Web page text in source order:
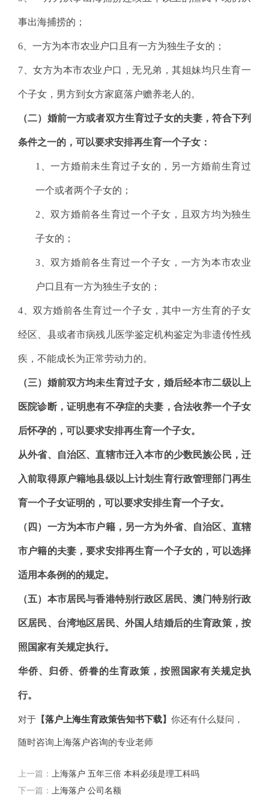
事出海捕捞的；
6 、一方为本市农业户口且有一方为独生子女的；
7 、女方为本市农业户口，无兄弟，其姐妹均只生育一
个子女，男方到女方家庭落户赡养老人的。
（二）婚前一方或者双方生育过子女的夫妻，符合下列
条件之一的，可以要求安排再生育一个子女：
1 、一方婚前未生育过子女的，另一方婚前生育过
一个或者两个子女的；
2 、双方婚前各生育过一个子女，且双方均为独生
子女的；
3 、双方婚前各生育过一个子女，一方为本市农业
户口且有一方为独生子女的；
4 、双方婚前各生育过一个子女，其中一方生育的子女
经区、县或者市病残儿医学鉴定机构鉴定为非遗传性残
疾，不能成长为正常劳动力的。
（三）婚前双方均未生育过子女，婚后经本市二级以上
医院诊断，证明患有不孕症的夫妻，合法收养一个子女
后怀孕的，可以要求安排再生育一个子女。
从外省、自治区、直辖市迁入本市的少数民族公民，迁
入前取得原户籍地县级以上计划生育行政管理部门再生
育一个子女证明的，可以要求安排生育一个子女。
（四）一方为本市户籍，另一方为外省、自治区、直辖
市户籍的夫妻，要求安排再生育一个子女的，可以选择
适用本条例的的规定。
（五）本市居民与香港特别行政区居民、澳门特别行政
区居民、台湾地区居民、外国人结婚后的生育政策，按
照国家有关规定执行。
华侨、归侨、侨眷的生育政策，按照国家有关规定执
行。
对于 【落户上海生育政策告知书下载】 你还有什么疑问，
随时咨询 上海落户咨询的专业老师
上一篇： 上海落户 五年三倍 本科必须是理工科吗
下一篇： 上海落户 公司名额